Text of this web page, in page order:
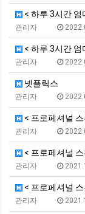
< 하루 3시간 엄
관리자
< 하루 3시간 엄
관리자
넷플릭스
관리자
< 프로페셔널
관리자
< 프로페셔널
관리자
< 프로페셔널
관리자